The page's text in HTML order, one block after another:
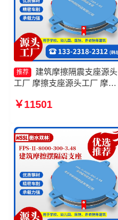
推荐
建筑摩擦隔震支座源头
工厂 摩擦支座源头工厂 摩擦
支座FPSII-10000-400-4.11生
￥11501